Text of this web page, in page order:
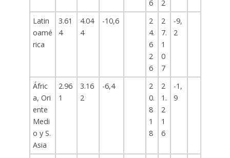
6
2
Latin
oamé
rica
3.61
4
4.04
4
-10,6
2
4.
6
2
6
2
7.
1
0
7
-9,
2
Áfric
a, Ori
ente
Medi
o y S.
Asia
2.96
1
3.16
2
-6,4
2
0.
8
1
8
2
1.
2
1
6
-1,
9